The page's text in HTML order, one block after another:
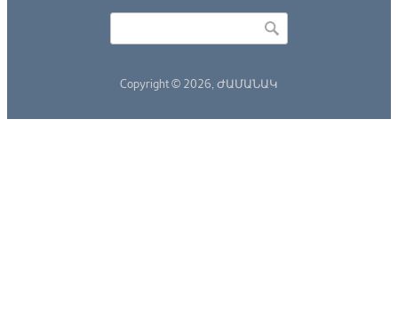
Copyright © 2026, ԺԱՄԱՆԱԿ